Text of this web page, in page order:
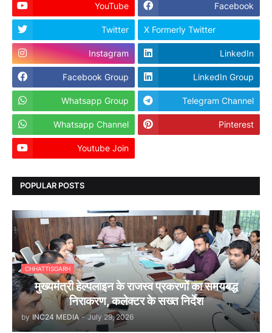
YouTube Facebook
Twitter X Formerly Twitter
Instagram LinkedIn
Facebook Group LinkedIn Group
Whatsapp Group Telegram Channel
Whatsapp Channel Pinterest
Youtube Join
POPULAR POSTS
CHHATTISGARH
मुख्यमंत्री हेल्पलाइन के राजस्व प्रकरणों का समयबद्ध
निराकरण, कलेक्टर के सख्त निर्देश
by INC24 MEDIA - July 29, 2026